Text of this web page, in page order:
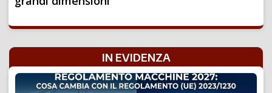
IN EVIDENZA